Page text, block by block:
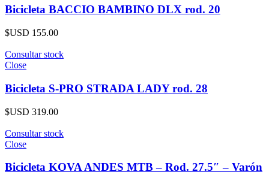
Bicicleta BACCIO BAMBINO DLX rod. 20
$USD 155.00
Consultar stock
Close
Bicicleta S-PRO STRADA LADY rod. 28
$USD 319.00
Consultar stock
Close
Bicicleta KOVA ANDES MTB – Rod. 27.5″ – Varón